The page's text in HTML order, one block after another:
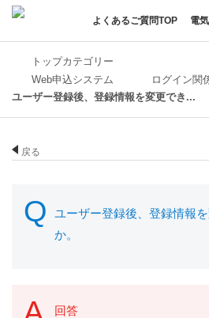
よくあるご質問TOP 電
トップカテゴリー
Web申込システム
ログイン関
ユーザー登録後、登録情報を変更でき...
戻る
ユーザー登録後、登録情報
か。
回答